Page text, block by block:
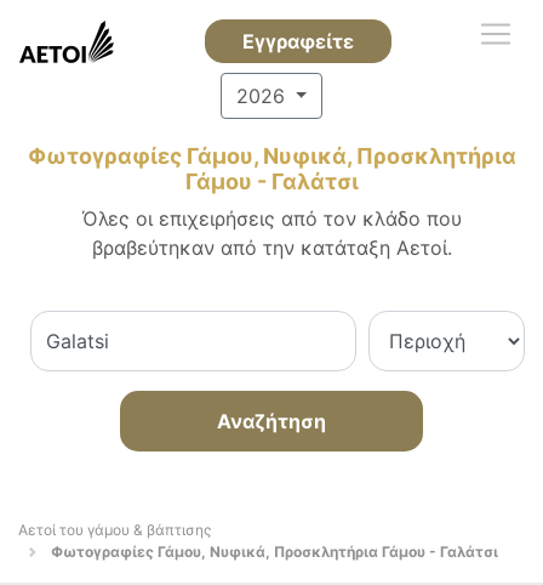
Εγγραφείτε
2026
Φωτογραφίες Γάμου, Νυφικά, Προσκλητήρια
Γάμου - Γαλάτσι
Όλες οι επιχειρήσεις από τον κλάδο που
βραβεύτηκαν από την κατάταξη Αετοί.
Αναζήτηση
Αετοί του γάμου & βάπτισης
Φωτογραφίες Γάμου, Νυφικά, Προσκλητήρια Γάμου - Γαλάτσι